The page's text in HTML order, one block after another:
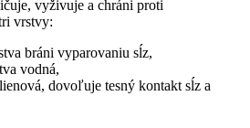
vyživuje a chráni proti
vrstvy:
bráni vyparovaniu sĺz,
vodná,
dovoľuje tesný kontakt sĺz a